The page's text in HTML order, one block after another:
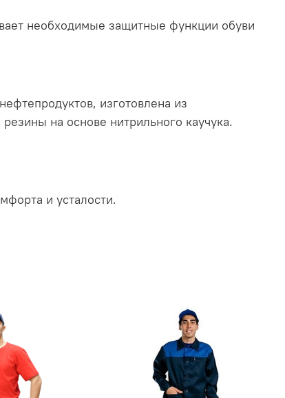
необходимые защитные функции обуви
изготовлена из
на основе нитрильного каучука.
и усталости.